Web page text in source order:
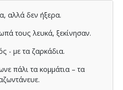
αλλά δεν ήξερα.
τους λευκά, ξεκίνησαν.
- με τα ζαρκάδια.
πάλι τα κομμάτια – τα